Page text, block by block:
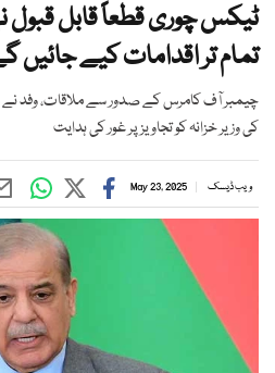
ٹیکس چوری قطعاً قابل قبول
تمام تر اقدامات کیے جائیں
چیمبر آف کامرس کے صدور سے ملاقات، وفد نے
کی وزیر خزانہ کو تجاویز پر غور کی ہدایت
ویب ڈیسک May 23, 2025